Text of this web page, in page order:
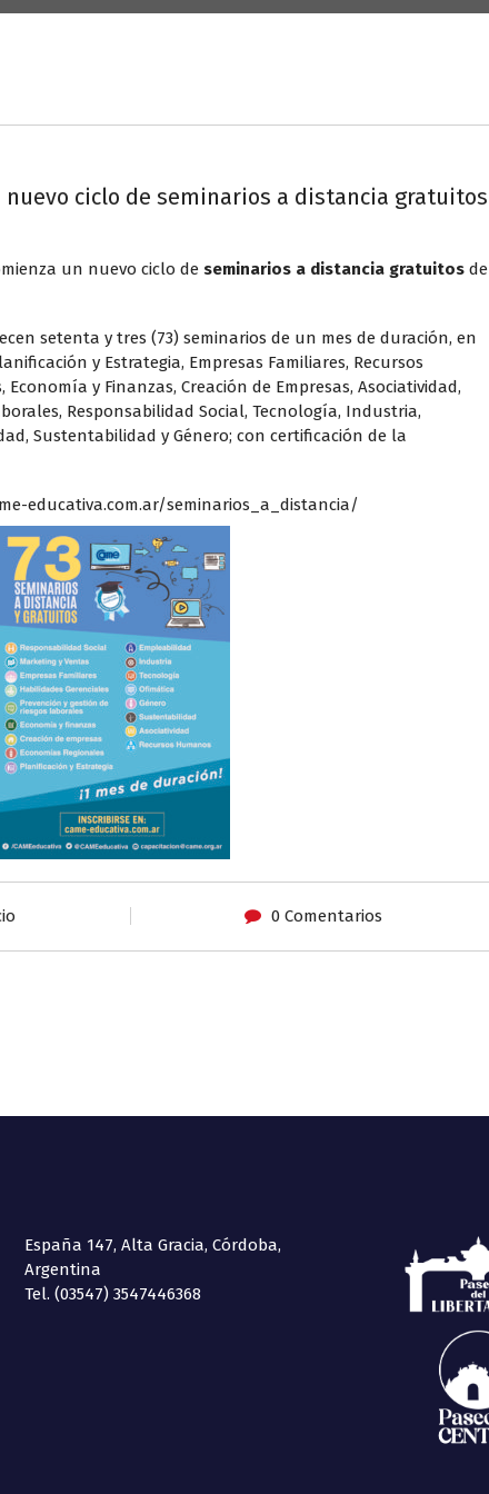
nuevo ciclo de seminarios a distancia gratuitos
un nuevo ciclo de seminarios a distancia gratuitos de
setenta y tres (73) seminarios de un mes de duración, en
y Estrategia, Empresas Familiares, Recursos
y Finanzas, Creación de Empresas, Asociatividad,
Responsabilidad Social, Tecnología, Industria,
Sustentabilidad y Género; con certificación de la
educativa.com.ar/seminarios_a_distancia/
0 Comentarios
España 147, Alta Gracia, Córdoba,
Argentina
Tel. (03547) 3547446368